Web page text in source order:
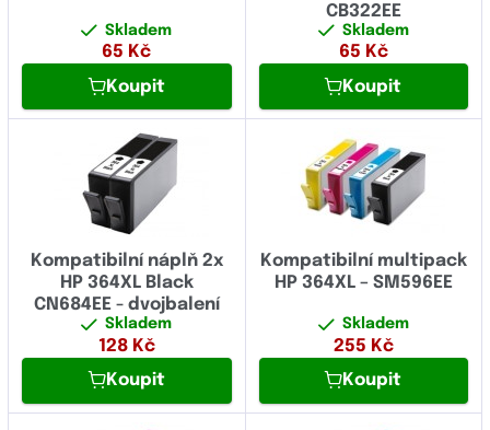
Skladem
65 Kč
Koupit
CB322EE
Skladem
65 Kč
Koupit
Kompatibilní náplň 2x
HP 364XL Black
CN684EE - dvojbalení
Skladem
128 Kč
Koupit
Kompatibilní multipack
HP 364XL – SM596EE
Skladem
255 Kč
Koupit